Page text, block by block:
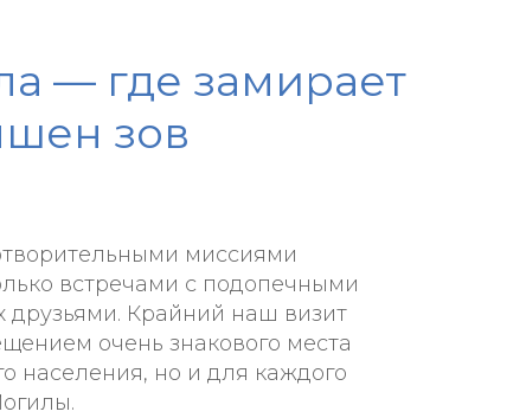
— где замирает
зов
миссиями
встречами с подопечными
друзьями. Крайний наш визит
очень знакового места
населения, но и для каждого